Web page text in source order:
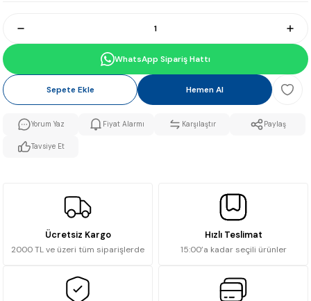
WhatsApp Sipariş Hattı
Sepete Ekle Hemen Al
Yorum Yaz Fiyat Alarmı Karşılaştır Paylaş
Tavsiye Et
Ücretsiz Kargo
2000 TL ve üzeri tüm siparişlerde
Hızlı Teslimat
15:00’a kadar seçili ürünler